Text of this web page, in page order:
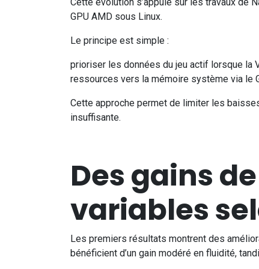
GPU AMD sous Linux.
Le principe est simple :
prioriser les données du jeu actif lorsque la
ressources vers la mémoire système via le
Cette approche permet de limiter les
insuffisante.
Des gains
variables
Les premiers résultats montrent des
bénéficient d’un gain modéré en fluidité,